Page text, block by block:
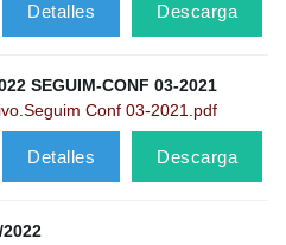
Descarga
Detalles
SEGUIM-CONF 03-2021
Conf 03-2021.pdf
Descarga
Detalles
2022